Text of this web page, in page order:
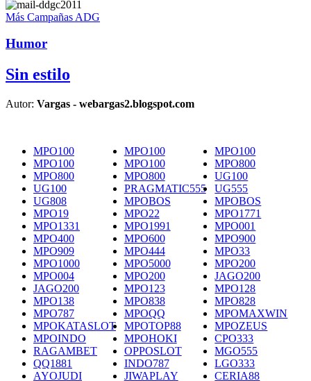
Más Campañas ADG
Humor
Sin estilo
Autor: Vargas - webargas2.blogspot.com
MPO100 MPO100
MPO100
MPO100
MPO100
MPO800
MPO800
MPO800
UG100
UG100
PRAGMATIC555
UG555
UG808
MPOBOS
MPOBOS
MPO19
MPO22
MPO1771
MPO1331
MPO1991
MPO001
MPO400
MPO600
MPO900
MPO909
MPO444
MPO33
MPO1000
MPO5000
MPO200
MPO004
MPO200
JAGO200
JAGO200
MPO123
MPO128
MPO138
MPO838
MPO828
MPO787
MPOQQ
MPOMAXWIN
MPOKATASLOT
MPOTOP88
MPOZEUS
MPOINDO
MPOHOKI
CPO333
RAGAMBET
OPPOSLOT
MGO555
QQ1881
INDO787
LGO333
AYOJUDI
JIWAPLAY
CERIA88